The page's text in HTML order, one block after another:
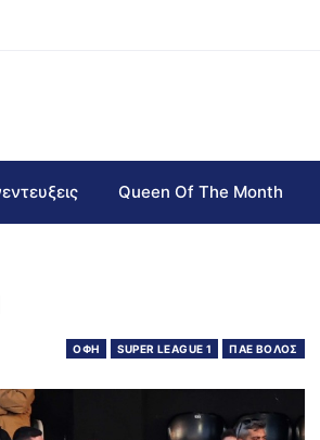
Queen Of The Month
ΟΦΗ SUPER LEAGUE 1 ΠΑΕ ΒΟΛΟΣ